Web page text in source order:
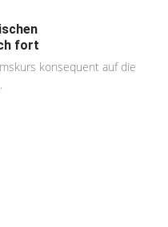
fort
konsequent auf die